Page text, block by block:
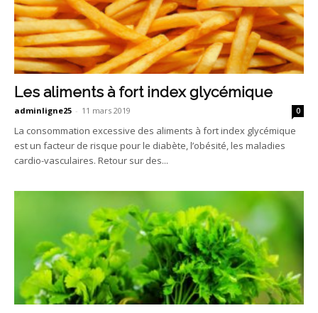
Les aliments à fort index glycémique
adminligne25 - 11 mars 2019 0
La consommation excessive des aliments à fort index glycémique
est un facteur de risque pour le diabète, l’obésité, les maladies
cardio-vasculaires. Retour sur des...